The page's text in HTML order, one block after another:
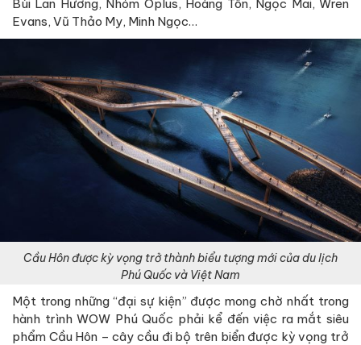
Bùi Lan Hương, Nhóm Oplus, Hoàng Tôn, Ngọc Mai, Wren
Evans, Vũ Thảo My, Minh Ngọc…
Cầu Hôn được kỳ vọng trở thành biểu tượng mới của du lịch
Phú Quốc và Việt Nam
Một trong những “đại sự kiện” được mong chờ nhất trong
hành trình WOW Phú Quốc phải kể đến việc ra mắt siêu
phẩm Cầu Hôn – cây cầu đi bộ trên biển được kỳ vọng trở